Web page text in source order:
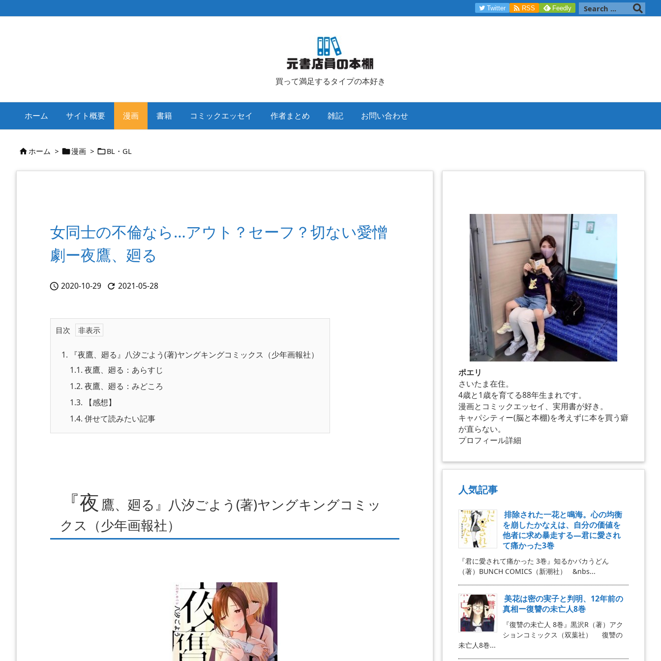
買って満足するタイプの本好き
ホーム サイト概要 漫画 書籍 コミックエッセイ 作者まとめ 雑記 お問い合わせ
Twitter  RSS Feedly
ホーム > 漫画 > BL・GL
女同士の不倫なら…アウト？セーフ？切ない愛憎
劇ー夜鷹、廻る
 2020-10-29  2021-05-28
目次
1. 『夜鷹、廻る』八汐ごよう(著)ヤングキングコミックス（少年画報社）
1.1. 夜鷹、廻る：あらすじ
1.2. 夜鷹、廻る：みどころ
1.3. 【感想】
1.4. 併せて読みたい記事
『夜 鷹、廻る』八汐ごよう(著)ヤングキングコミッ
クス（少年画報社）
ポエリ
さいたま在住。
4歳と1歳を育てる88年生まれです。
漫画とコミックエッセイ、実用書が好き。
キャパシティー(脳と本棚)を考えずに本を買う癖
が直らない。
プロフィール詳細
人気記事
排除された一花と鳴海。心の均衡
を崩したかなえは、自分の価値を
他者に求め暴走する―君に愛され
て痛かった3巻
『君に愛されて痛かった 3巻』知るかバカうどん
（著）BUNCH COMICS（新潮社） &nbs...
美花は密の実子と判明、12年前の
真相ー復讐の未亡人8巻
『復讐の未亡人 8巻』黒沢R（著）アク
ションコミックス（双葉社） 復讐の
未亡人8巻...